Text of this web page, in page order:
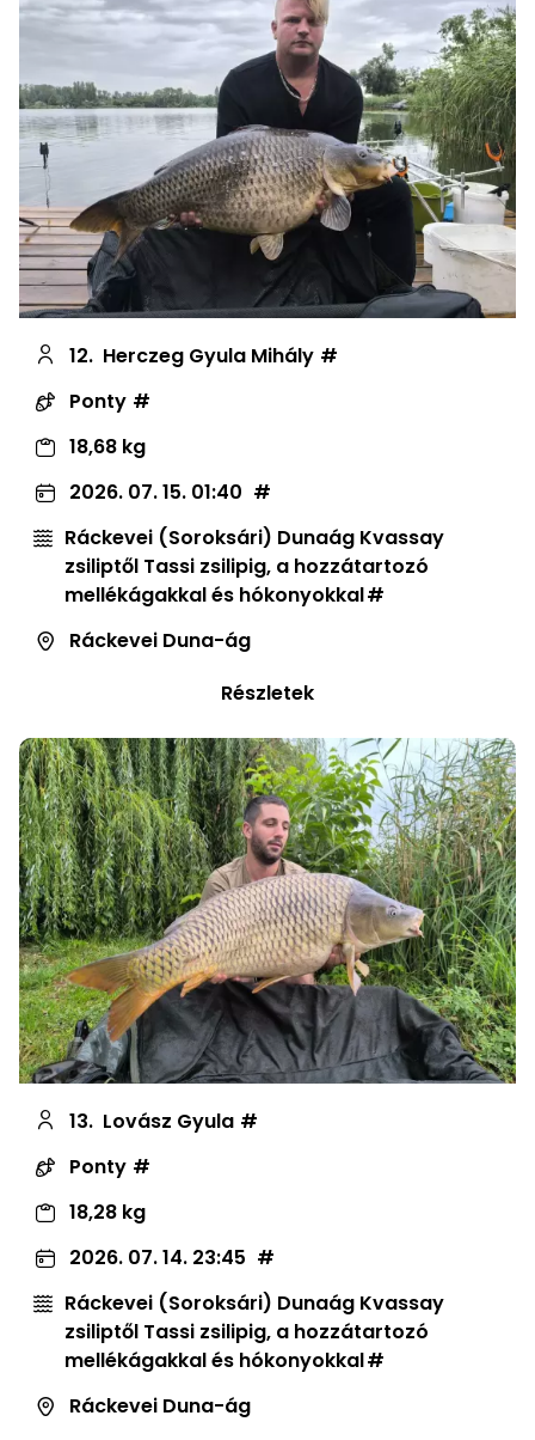
12. Herczeg Gyula Mihály
Ponty
18,68 kg
2026. 07. 15. 01:40
Ráckevei (Soroksári) Dunaág Kvassay
zsiliptől Tassi zsilipig, a hozzátartozó
mellékágakkal és hókonyokkal
Ráckevei Duna-ág
Részletek
13. Lovász Gyula
Ponty
18,28 kg
2026. 07. 14. 23:45
Ráckevei (Soroksári) Dunaág Kvassay
zsiliptől Tassi zsilipig, a hozzátartozó
mellékágakkal és hókonyokkal
Ráckevei Duna-ág